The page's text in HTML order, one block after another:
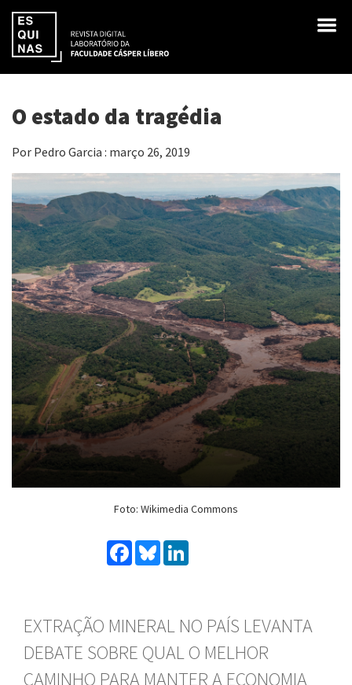
O estado da tragédia
Por Pedro Garcia : março 26, 2019
Foto: Wikimedia Commons
Facebook
Bluesky
EXTRAÇÃO MINERAL NO PAÍS LEVANTA
DEBATE SOBRE QUAL O MELHOR
CAMINHO PARA MANTER A ECONOMIA